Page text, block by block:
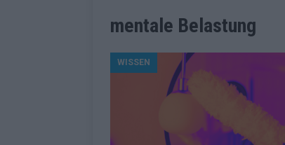
Acts EUROVISION
kommt
[ Mai 2026 ] Eurovision
KOMMENTAR
[ Mai 2026 ] Von Lugano bis
mentale Belastung
WISSEN